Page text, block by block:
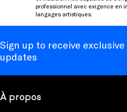
professionnel avec exigence en
langages artistiques.
Sign up to receive exclusive
updates
À propos